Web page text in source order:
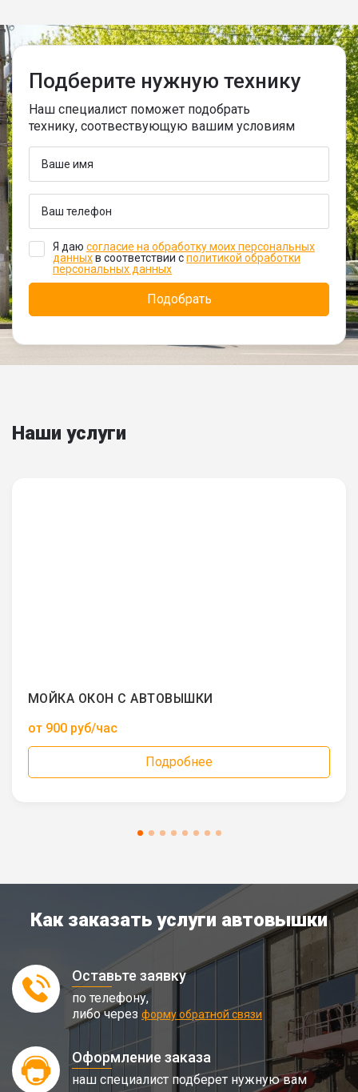
Подберите нужную технику
Наш специалист поможет подобрать
технику, соотвествующую вашим условиям
Я даю согласие на обработку моих персональных
данныхв соответствии сполитикой обработки
персональных данных
Наши услуги
МОЙКА ОКОН С АВТОВЫШКИ
от 900 руб/час
Подробнее
Как заказать услуги автовышки
Оставьте заявку
по телефону,
либо через форму обратной связи
Оформление заказа
наш специалист подберет нужную вам